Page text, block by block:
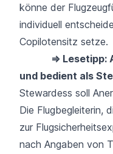
könne der
individuell
Copilotensitz setze.
⇒ Lesetipp:
und bedient als
Stewardess soll
Die Flugbegleiterin,
zur
nach Angaben von